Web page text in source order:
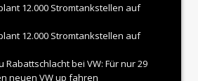
12.000 Stromtankstellen auf
12.000 Stromtankstellen auf
Rabattschlacht bei VW: Für nur 29
neuen VW up fahren